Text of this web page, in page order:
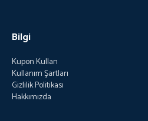
Bilgi
Kupon Kullan
Kullanım Şartları
Gizlilik Politikası
Hakkımızda